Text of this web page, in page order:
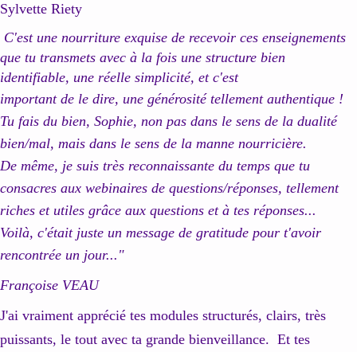
Sylvette Riety
C'est une nourriture exquise de recevoir ces enseignements
que tu transmets avec à la fois une structure bien
identifiable, une réelle simplicité, et c'est
important de le dire, une générosité tellement authentique !
Tu fais du bien, Sophie, non pas dans le sens de la dualité
bien/mal, mais dans le sens de la manne nourricière.
De même, je suis très reconnaissante du temps que tu
consacres aux webinaires de questions/réponses, tellement
riches et utiles grâce aux questions et à tes réponses...
Voilà, c'était juste un message de gratitude pour t'avoir
rencontrée un jour..."
Françoise VEAU
J'ai vraiment apprécié tes modules structurés, clairs, très
puissants, le tout avec ta grande bienveillance. Et tes